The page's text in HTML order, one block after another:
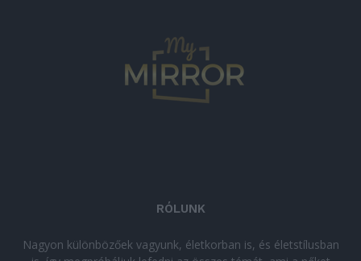
RÓLUNK
Nagyon különbözőek vagyunk, életkorban is, és életstílusban